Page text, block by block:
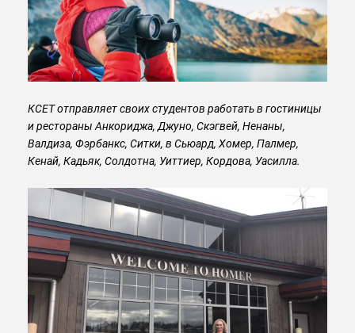
КСЕТ отправляет своих студентов работать в гостиницы
и рестораны Анкориджа, Джуно, Скэгвей, Ненаны,
Валдиза, Фэрбанкс, Ситки, в Сьюард, Хомер, Палмер,
Кенай, Кадьяк, Солдотна, Уиттиер, Кордова, Уасилла.